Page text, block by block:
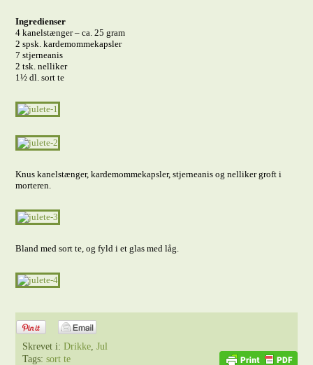
Ingredienser
4 kanelstænger – ca. 25 gram
2 spsk. kardemommekapsler
7 stjerneanis
2 tsk. nelliker
1½ dl. sort te
Knus kanelstænger, kardemommekapsler, stjerneanis og nelliker groft i
morteren.
Bland med sort te, og fyld i et glas med låg.
Skrevet i:Drikke,Jul
Tags:sort te